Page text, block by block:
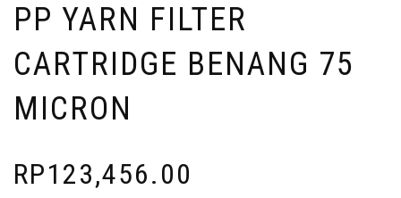
PP YARN FILTER
CARTRIDGE BENANG 75
MICRON
RP123,456.00